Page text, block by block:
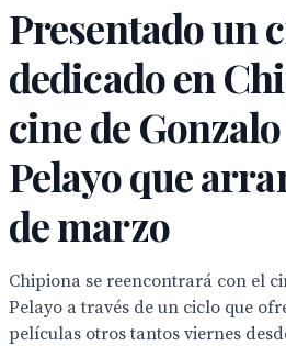
Presentado un
dedicado en
cine de
Pelayo que
de marzo
Chipiona se reencontrará con el
Pelayo a través de un ciclo que
películas otros tantos viernes